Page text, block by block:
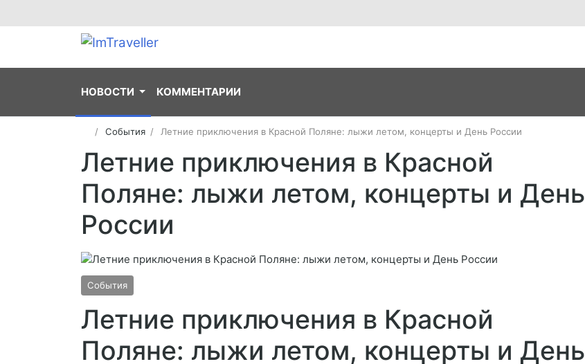
НОВОСТИ КОММЕНТАРИИ
События Летние приключения в Красной Поляне: лыжи летом, концерты и День России
Летние приключения в Красной
Поляне: лыжи летом, концерты и День
России
События
Летние приключения в Красной
Поляне: лыжи летом, концерты и День